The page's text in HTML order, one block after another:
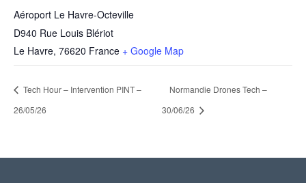
Aéroport Le Havre-Octeville
D940 Rue Louis Blériot
Le Havre, 76620 France + Google Map
Tech Hour – Intervention PINT –
26/05/26
Normandie Drones Tech –
30/06/26